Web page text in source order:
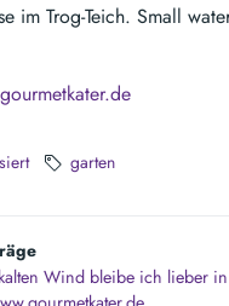
im Trog-Teich. Small
garten
Wind bleibe ich lieber